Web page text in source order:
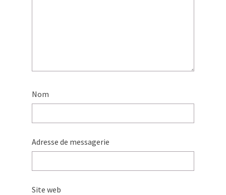
Nom
Adresse de messagerie
Site web